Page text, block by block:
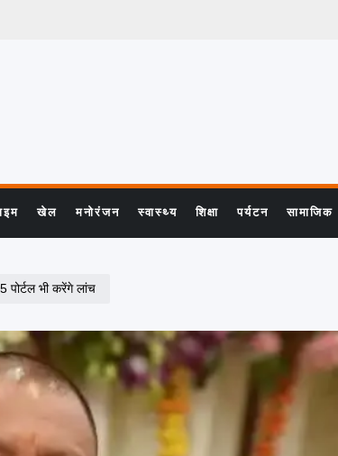
खेल मनोरंजन स्वास्थ्य शिक्षा पर्यटन सामाजिक
पोर्टल भी करेंगे लांच